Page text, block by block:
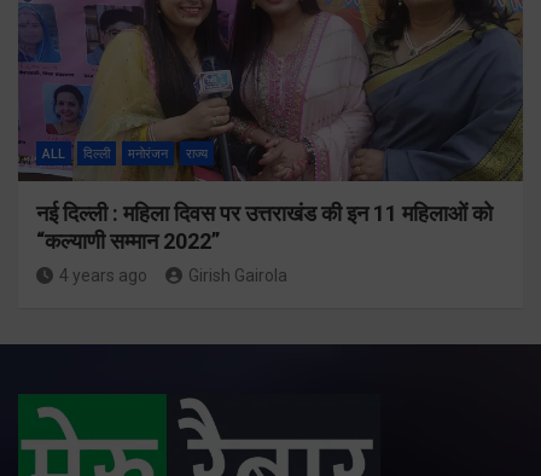
ALL दिल्ली मनोरंजन राज्य
नई दिल्ली : महिला दिवस पर उत्तराखंड की इन 11 महिलाओं को
“कल्याणी सम्मान 2022”
4 years ago Girish Gairola